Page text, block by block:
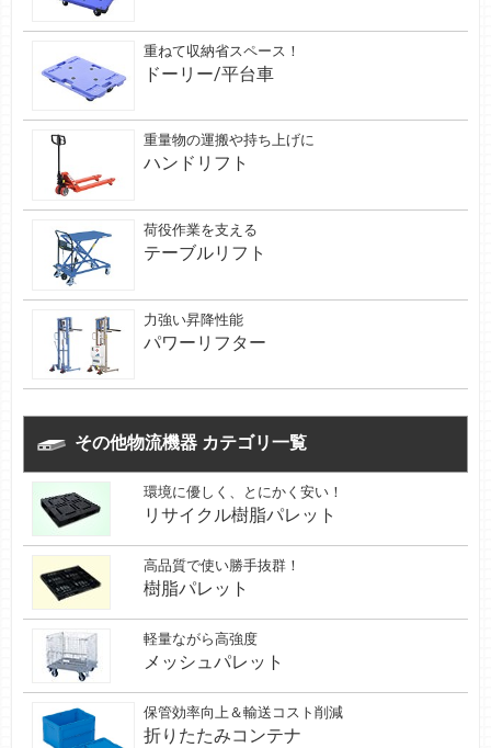
重ねて収納省スペース！
ドーリー/平台車
重量物の運搬や持ち上げに
ハンドリフト
荷役作業を支える
テーブルリフト
力強い昇降性能
パワーリフター
その他物流機器 カテゴリ一覧
環境に優しく、とにかく安い！
リサイクル樹脂パレット
高品質で使い勝手抜群！
樹脂パレット
軽量ながら高強度
メッシュパレット
保管効率向上＆輸送コスト削減
折りたたみコンテナ